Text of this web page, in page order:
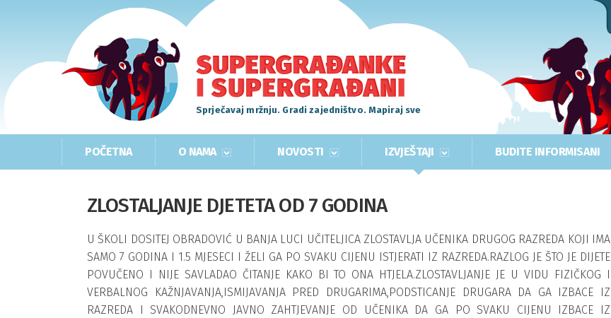
Sprječavaj mržnju. Gradi zajedništvo. Mapiraj sve
POČETNA O NAMA NOVOSTI IZVJEŠTAJI BUDITE INFORMISANI
ZLOSTALJANJE DJETETA OD 7 GODINA
U ŠKOLI DOSITEJ OBRADOVIĆ U BANJA LUCI UČITELJICA ZLOSTAVLJA UČENIKA DRUGOG RAZREDA KOJI IMA
SAMO 7 GODINA I 1.5 MJESECI I ŽELI GA PO SVAKU CIJENU ISTJERATI IZ RAZREDA.RAZLOG JE ŠTO JE DIJETE
POVUČENO I NIJE SAVLADAO ČITANJE KAKO BI TO ONA HTJELA.ZLOSTAVLJANJE JE U VIDU FIZIČKOG I
VERBALNOG KAŽNJAVANJA,ISMIJAVANJA PRED DRUGARIMA,PODSTICANJE DRUGARA DA GA IZBACE IZ
RAZREDA I SVAKODNEVNO JAVNO ZAHTJEVANJE OD UČENIKA DA GA PO SVAKU CIJENU IZBACE IZ